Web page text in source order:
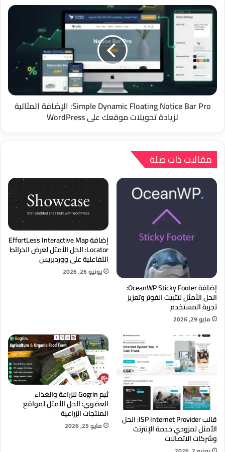
Simple
Floating
Notice
Bar
Pro:
الإضافة
المثالية
لزيادة
تحويلات
WordPress
Simple Dynamic Floating Notice Bar Pro: الإضافة المثالية
لزيادة تحويلات موقعك على WordPress
مقالات ذات صلة
إضافة OceanWP Sticky Footer:
الحل الأمثل لتثبيت الفوتر وتعزيز
تجربة المستخدم
مايو 29, 2026
إضافة EffortLess Interactive Map
Locator: الحل الأمثل لعرض الخرائط
التفاعلية على ووردبريس
يونيو 26, 2026
قالب ISP Internet Provider: الحل
الأمثل لمزودي خدمة الإنترنت
وشركات الاتصالات
ثيم Gogrin للزراعة والغذاء
العضوي: الحل الأمثل لمواقع
المنتجات الزراعية
مايو 25, 2026